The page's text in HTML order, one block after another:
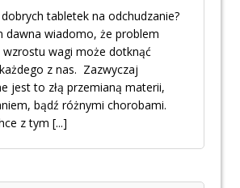
tabletek na odchudzanie?
dawna wiadomo, że problem
wagi może dotknąć
z nas. Zazwyczaj
jest to złą przemianą materii,
bądź różnymi chorobami.
z tym [...]